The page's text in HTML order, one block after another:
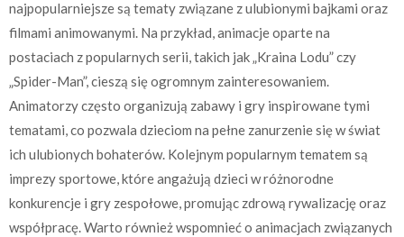
najpopularniejsze są tematy związane z ulubionymi bajkami oraz
filmami animowanymi. Na przykład, animacje oparte na
postaciach z popularnych serii, takich jak „Kraina Lodu” czy
„Spider-Man”, cieszą się ogromnym zainteresowaniem.
Animatorzy często organizują zabawy i gry inspirowane tymi
tematami, co pozwala dzieciom na pełne zanurzenie się w świat
ich ulubionych bohaterów. Kolejnym popularnym tematem są
imprezy sportowe, które angażują dzieci w różnorodne
konkurencje i gry zespołowe, promując zdrową rywalizację oraz
współpracę. Warto również wspomnieć o animacjach związanych